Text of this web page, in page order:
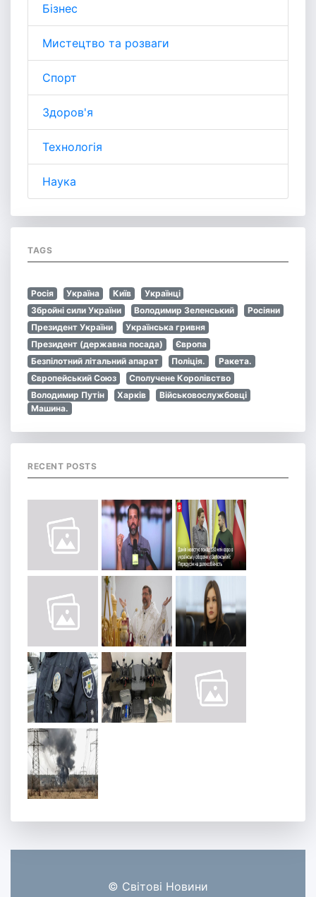
Бізнес
Мистецтво та розваги
Спорт
Здоров'я
Технологія
Наука
TAGS
Росія Україна Київ
Українці
Збройні сили України
Володимир Зеленський
Росіяни
Президент України
Українська гривня
Президент (державна посада)
Європа
Безпілотний літальний апарат
Поліція.
Ракета.
Європейський Союз
Сполучене Королівство
Володимир Путін
Харків
Військовослужбовці
Машина.
RECENT POSTS
© Світові Новини